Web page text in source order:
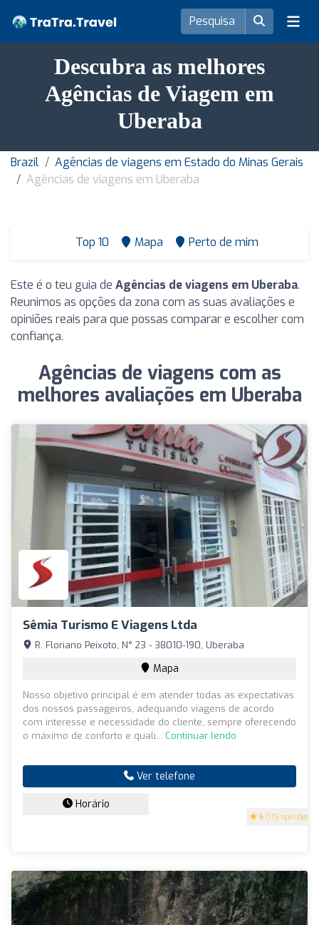
Descubra as melhores
Agências de Viagem em
Uberaba
Brazil
Agências de viagens em Estado do Minas Gerais
Agências de viagens em Uberaba
Top 10 Mapa Perto de mim
Este é o teu guia de Agências de viagens em Uberaba.
Reunimos as opções da zona com as suas avaliações e
opiniões reais para que possas comparar e escolher com
confiança.
Agências de viagens com as
melhores avaliações em Uberaba
Sêmia Turismo E Viagens Ltda
5 (115 opiniões)
R. Floriano Peixoto, N° 23 - 38010-190, Uberaba
Mapa
Nosso objetivo principal é em atender todas as expectativas
dos nossos passageiros, adequando viagens de acordo
com interesse e necessidade do cliente, sempre oferecendo
o máximo de conforto e quali... Continuar lendo
Ver telefone
Horário